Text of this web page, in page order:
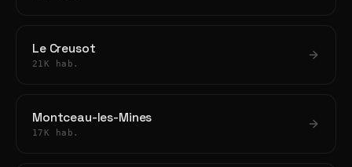
Le Creusot
21K hab.
Montceau-les-Mines
17K hab.